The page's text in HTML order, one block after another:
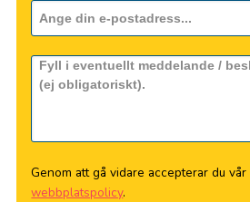
Genom att gå vidare accepterar du vår
webbplatspolicy.